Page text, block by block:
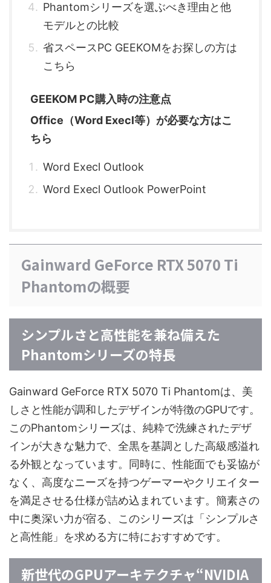
Phantomシリーズを選ぶべき理由と他
モデルとの比較
省スペースPC GEEKOMをお探しの方は
こちら
GEEKOM PC購入時の注意点
Office（Word Execl等）が必要な方はこ
ちら
Word Execl Outlook
Word Execl Outlook PowerPoint
Gainward GeForce RTX 5070 Ti
Phantomの概要
シンプルさと高性能を兼ね備えた
Phantomシリーズの特長
Gainward GeForce RTX 5070 Ti Phantomは、美
しさと性能が調和したデザインが特徴のGPUです。
このPhantomシリーズは、純粋で洗練されたデザ
インが大きな魅力で、全黒を基調とした高級感溢れ
る外観となっています。同時に、性能面でも妥協が
なく、高度なニーズを持つゲーマーやクリエイター
を満足させる仕様が詰め込まれています。簡素さの
中に奥深い力が宿る、このシリーズは「シンプルさ
と高性能」を求める方に特におすすめです。
新世代のGPUアーキテクチャ“NVIDIA